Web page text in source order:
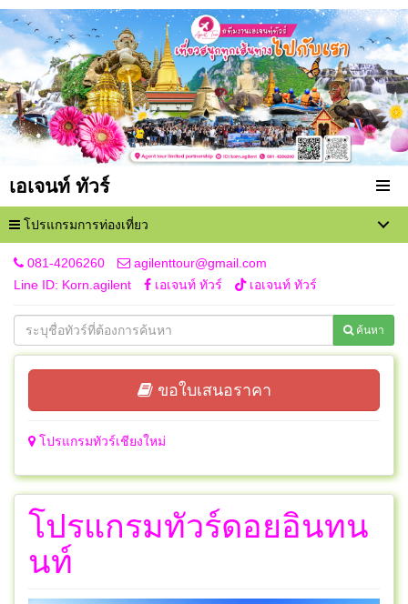
เอเจนท์ ทัวร์
โปรแกรมการท่องเที่ยว
081-4206260
agilenttour@gmail.com
Line ID: Korn.agilent
เอเจนท์ ทัวร์ เอเจนท์ ทัวร์
ค้นหา
ขอใบเสนอราคา
โปรแกรมทัวร์เชียงใหม่
โปรแกรมทัวร์ดอยอินทน
นท์